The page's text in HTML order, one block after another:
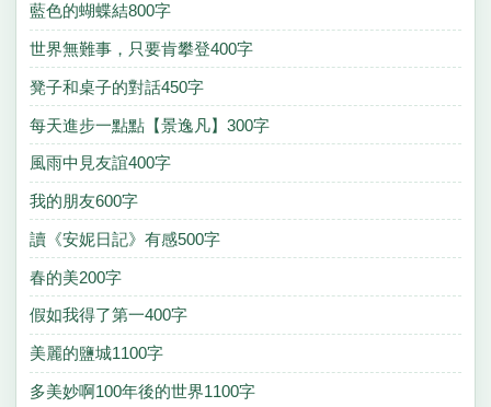
藍色的蝴蝶結800字
世界無難事，只要肯攀登400字
凳子和桌子的對話450字
每天進步一點點【景逸凡】300字
風雨中見友誼400字
我的朋友600字
讀《安妮日記》有感500字
春的美200字
假如我得了第一400字
美麗的鹽城1100字
多美妙啊100年後的世界1100字